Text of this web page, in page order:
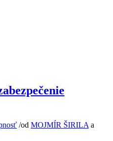
/od MOJMÍR ŠIRILA a